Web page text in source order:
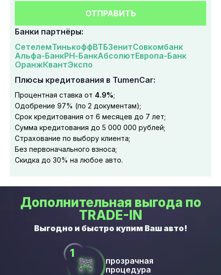
ОТПРАВИТЬ
Банки партнёры:
СетелемТинькоффВТБЗенитСовкомбанк
Альфа-БанкРН-БанкАбсолютЕвропа-Банк
ОранжКвантЭкспо
Плюсы кредитования в TumenCar:
Процентная ставка от 4.9%;
Одобрение 97% (по 2 документам);
Срок кредитования от 6 месяцев до 7 лет;
Сумма кредитования до 5 000 000 рублей;
Страхование по выбору клиента;
Без первоначального взноса;
Скидка до 30% на любое авто.
Дополнительная выгода по
TRADE-IN
прозрачная
процедура